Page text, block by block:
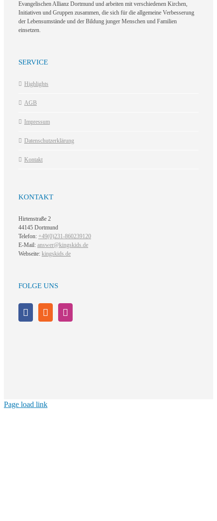
Evangelischen Allianz Dortmund und arbeiten mit verschiedenen Kirchen,
Initiativen und Gruppen zusammen, die sich für die allgemeine Verbesserung
der Lebensumstände und der Bildung junger Menschen und Familien
einsetzen.
SERVICE
Highlights
AGB
Impressum
Datenschutzerklärung
Kontakt
KONTAKT
Hirtenstraße 2
44145 Dortmund
Telefon: +49(0)231-860239120
E-Mail: answer@kingskids.de
Webseite: kingskids.de
FOLGE UNS
Page load link